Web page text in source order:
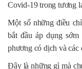
Covid-19 trong tương
Một số những điều
bắt đầu áp dụng
phương có dịch và các
Đây là những gì mà